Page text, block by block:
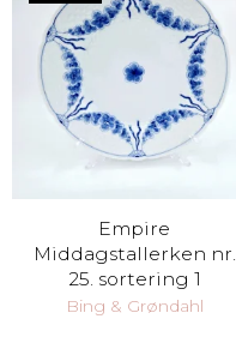
Empire
Middagstallerken nr.
25. sortering 1
Bing & Grøndahl